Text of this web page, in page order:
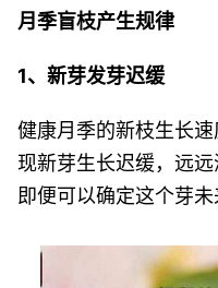
月季盲枝产生规律
1、新芽发芽迟缓
健康月季的新枝生长
现新芽生长迟缓，远
即便可以确定这个芽未